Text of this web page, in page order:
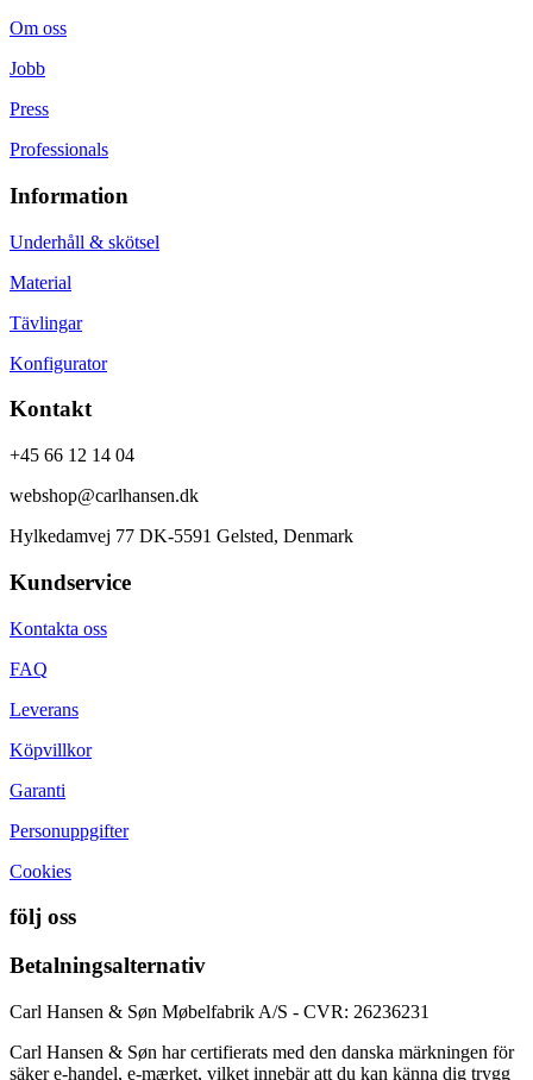
Om oss
Jobb
Press
Professionals
Information
Underhåll & skötsel
Material
Tävlingar
Konfigurator
Kontakt
+45 66 12 14 04
webshop@carlhansen.dk
Hylkedamvej 77 DK-5591 Gelsted, Denmark
Kundservice
Kontakta oss
FAQ
Leverans
Köpvillkor
Garanti
Personuppgifter
Cookies
följ oss
Betalningsalternativ
Carl Hansen & Søn Møbelfabrik A/S - CVR: 26236231
Carl Hansen & Søn har certifierats med den danska märkningen för
säker e-handel, e-mærket, vilket innebär att du kan känna dig trygg